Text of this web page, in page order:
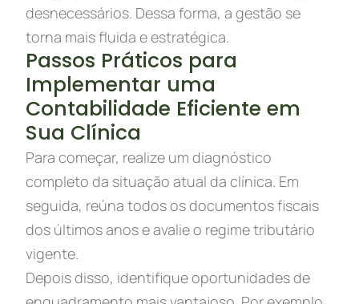
desnecessários. Dessa forma, a gestão se
torna mais fluida e estratégica.
Passos Práticos para
Implementar uma
Contabilidade Eficiente em
Sua Clínica
Para começar, realize um diagnóstico
completo da situação atual da clínica. Em
seguida, reúna todos os documentos fiscais
dos últimos anos e avalie o regime tributário
vigente.
Depois disso, identifique oportunidades de